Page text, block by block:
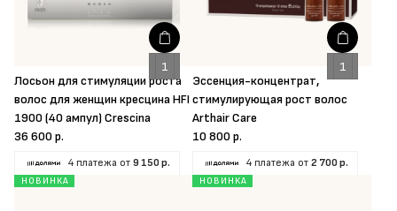
Лосьон для стимуляции роста
волос для женщин кресцина HFI
1900 (40 ампул) Crescina
36 600 р.
4 платежа от 9 150 р.
Эссенция-концентрат,
стимулирующая рост волос
Arthair Care
10 800 р.
4 платежа от 2 700 р.
НОВИНКА НОВИНКА